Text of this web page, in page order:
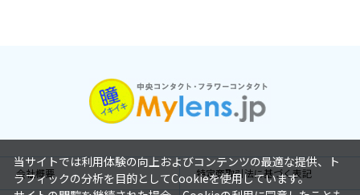
会社概要 特定商取引法に基づく表記
当サイトでは利用体験の向上およびコンテンツの最適な提供、ト
ラフィックの分析を目的としてCookieを使用しています。